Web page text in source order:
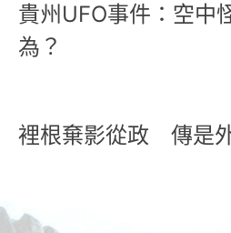
貴州UFO事件：空中
為？
裡根棄影從政 傳是